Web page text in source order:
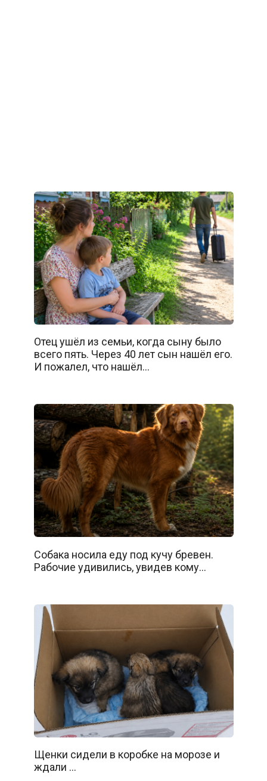
Отец ушёл из семьи, когда сыну было
всего пять. Через 40 лет сын нашёл его.
И пожалел, что нашёл…
Собака носила еду под кучу бревен.
Рабочие удивились, увидев кому…
Щенки сидели в коробке на морозе и
ждали …